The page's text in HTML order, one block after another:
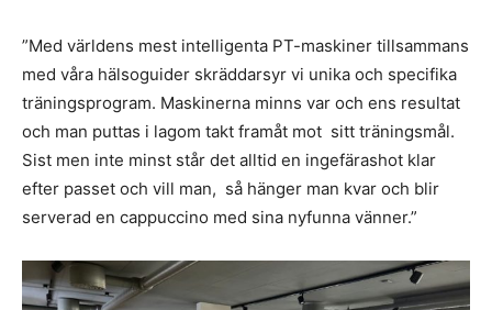
”Med världens mest intelligenta PT-maskiner tillsammans
med våra hälsoguider skräddarsyr vi unika och specifika
träningsprogram. Maskinerna minns var och ens resultat
och man puttas i lagom takt framåt mot sitt träningsmål.
Sist men inte minst står det alltid en ingefärashot klar
efter passet och vill man, så hänger man kvar och blir
serverad en cappuccino med sina nyfunna vänner.”